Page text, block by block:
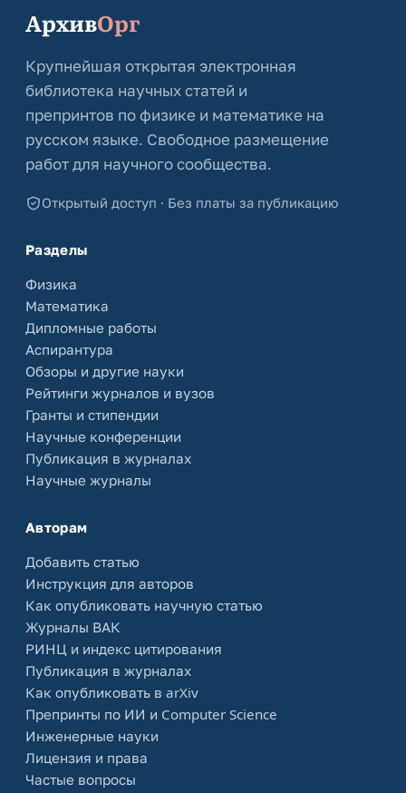
АрхивОрг
Крупнейшая открытая электронная
библиотека научных статей и
препринтов по физике и математике на
русском языке. Свободное размещение
работ для научного сообщества.
Открытый доступ · Без платы за публикацию
Разделы
Физика
Математика
Дипломные работы
Аспирантура
Обзоры и другие науки
Рейтинги журналов и вузов
Гранты и стипендии
Научные конференции
Публикация в журналах
Научные журналы
Авторам
Добавить статью
Инструкция для авторов
Как опубликовать научную статью
Журналы ВАК
РИНЦ и индекс цитирования
Публикация в журналах
Как опубликовать в arXiv
Препринты по ИИ и Computer Science
Инженерные науки
Лицензия и права
Частые вопросы